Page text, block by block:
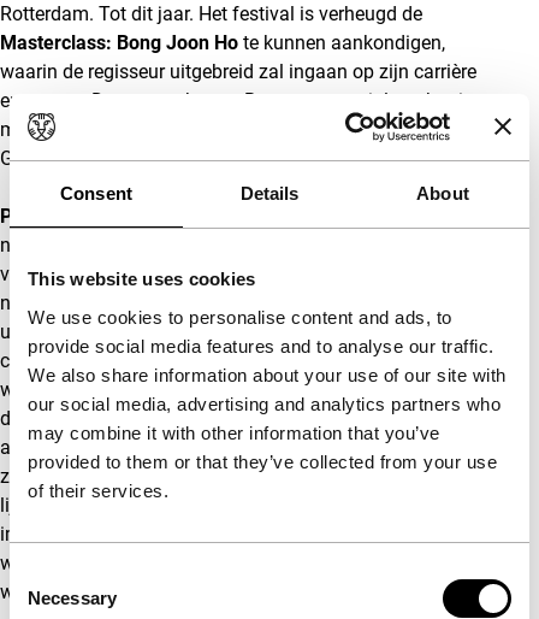
Consent Details About
This website uses cookies
We use cookies to personalise content and ads, to
provide social media features and to analyse our traffic.
We also share information about your use of our site with
our social media, advertising and analytics partners who
may combine it with other information that you’ve
provided to them or that they’ve collected from your use
of their services.
Consent
Selection
Necessary
Rotterdam. Tot dit jaar. Het festival is verheugd de
Masterclass: Bong Joon Ho te kunnen aankondigen,
waarin de regisseur uitgebreid zal ingaan op zijn carrière
en oeuvre. Daarnaast brengt Bong een speciale traktatie
mee: een zwart-witversie van zijn meest recente film,
Gouden Palm-winnaarParasite.
Parasite
nogal armoedige familie met elkaar verweven raken, is een
verbluffende mix van genres: komedie, horror, drama en
nog veel meer. De film werd door recensenten vrijwel
unaniem uitgeroepen tot meesterwerk. Bong, een groot
cinefiel, verklaart zijn wens tot het maken van een zwart-
witversie vanParasite onder meer uit zijn voorliefde voor
de zwart-witklassiekers uit de filmgeschiedenis. Zijn
aanwezigheid in Rotterdam zal geen eenrichtingsverkeer
zijn; terwijl hem tijdens de masterclass het hemd van het
lijf mag worden gevraagd, is hij zelf benieuwd naar de
impact van
weten wat het Rotterdamse publiek van deze zwart-
witversie vindt”, zegt hij daarover.